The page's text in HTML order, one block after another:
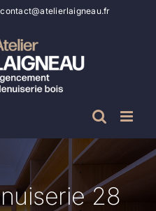
contact@atelierlaigneau.fr
28